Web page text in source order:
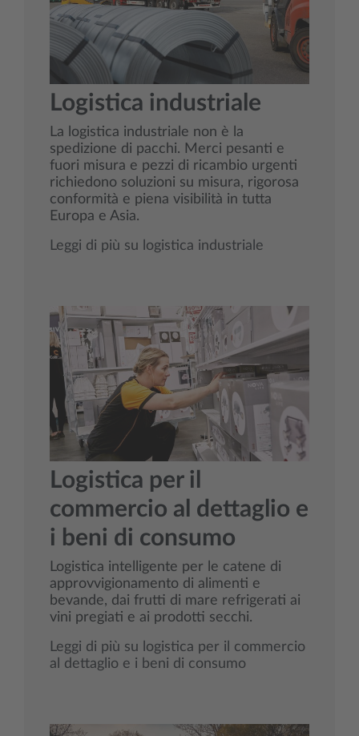
Logistica industriale
La logistica industriale non è la
spedizione di pacchi. Merci pesanti e
fuori misura e pezzi di ricambio urgenti
richiedono soluzioni su misura, rigorosa
conformità e piena visibilità in tutta
Europa e Asia.
Leggi di più su logistica industriale
Logistica per il
commercio al dettaglio e
i beni di consumo
Logistica intelligente per le catene di
approvvigionamento di alimenti e
bevande, dai frutti di mare refrigerati ai
vini pregiati e ai prodotti secchi.
Leggi di più su logistica per il commercio
al dettaglio e i beni di consumo